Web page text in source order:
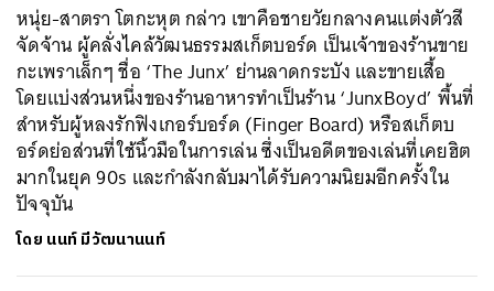
หนุ่ย-สาตรา โตกะหุต กล่าว เขาคือชายวัยกลางคนแต่งตัวสี
จัดจ้าน ผู้คลั่งไคล้วัฒนธรรมสเก็ตบอร์ด เป็นเจ้าของร้านขาย
กะเพราเล็กๆ ชื่อ ‘The Junx’ ย่านลาดกระบัง และขายเสื้อ
โดยแบ่งส่วนหนึ่งของร้านอาหารทำเป็นร้าน ‘JunxBoyd’ พื้นที่
สำหรับผู้หลงรักฟิงเกอร์บอร์ด (Finger Board) หรือสเก็ตบ
อร์ดย่อส่วนที่ใช้นิ้วมือในการเล่น ซึ่งเป็นอดีตของเล่นที่เคยฮิต
มากในยุค 90s และกำลังกลับมาได้รับความนิยมอีกครั้งใน
ปัจจุบัน
โดย นนท์ มีวัฒนานนท์